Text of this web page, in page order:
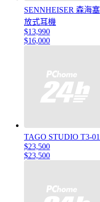
SENNHEISER 森海
放式耳機
$13,990
$16,000
TAGO STUDIO T3-
$23,500
$23,500